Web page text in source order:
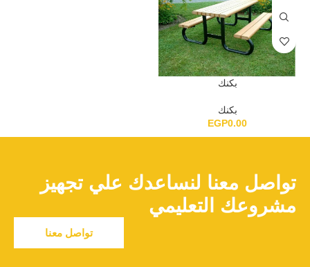
بكنك
بكنك
EGP0.00
تواصل معنا لنساعدك علي تجهيز
مشروعك التعليمي
تواصل معنا